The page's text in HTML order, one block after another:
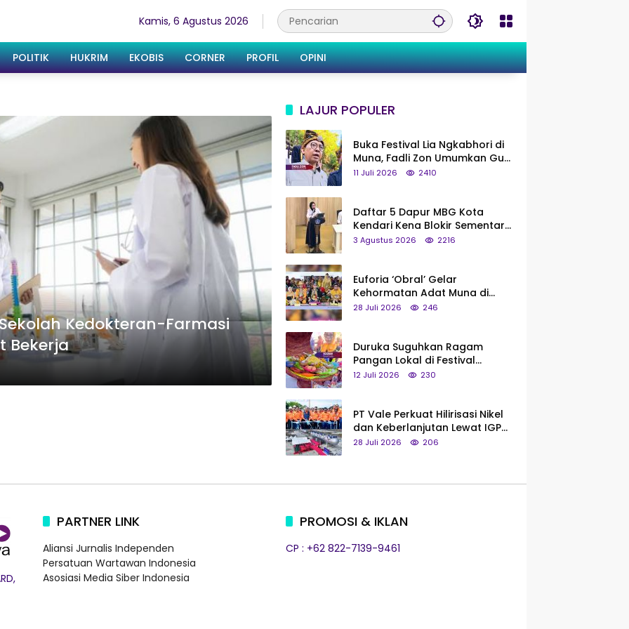
Kamis, 6 Agustus 2026
POLITIK HUKRIM EKOBIS CORNER PROFIL OPINI
Kedokteran-Farmasi
Bekerja
LAJUR POPULER
Buka Festival Lia Ngkabhori di
Muna, Fadli Zon Umumkan Gua
Metanduno Segera Naik Status
11 Juli 2026 2410
Daftar 5 Dapur MBG Kota
Kendari Kena Blokir Sementara
dari Pusat
3 Agustus 2026 2216
Euforia ‘Obral’ Gelar
Kehormatan Adat Muna di
Silaturahmi KKMM, Ridwan Bae:
28 Juli 2026 246
Duruka Suguhkan Ragam
Pangan Lokal di Festival
Liangkobhori, Dari Umbi Rebus
12 Juli 2026 230
PT Vale Perkuat Hilirisasi Nikel
dan Keberlanjutan Lewat IGP
Morowali
28 Juli 2026 206
PARTNER LINK
Aliansi Jurnalis Independen
Persatuan Wartawan Indonesia
Asosiasi Media Siber Indonesia
PROMOSI & IKLAN
CP : +62 822-7139-9461